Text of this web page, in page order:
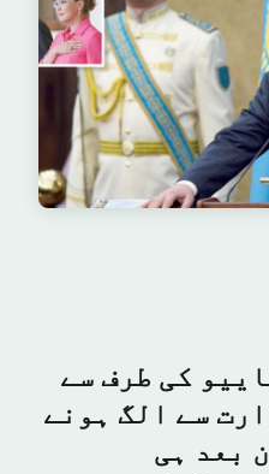
کی طرف سے
سے الگ ہونے
بعد ہی